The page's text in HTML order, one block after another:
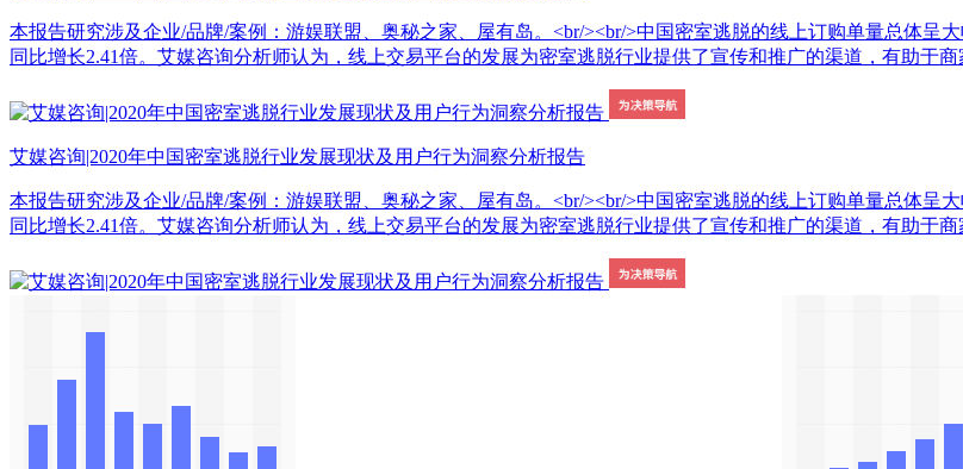
本报告研究涉及企业/品牌/案例：游娱联盟、奥秘之家、屋有岛。<br/><br/>中国密室逃脱的线上订购单量总体呈
同比增长2.41倍。艾媒咨询分析师认为，线上交易平台的发展为密室逃脱行业提供了宣传和推广的渠道，有助于
艾媒咨询|2020年中国密室逃脱行业发展现状及用户行为洞察分析报告
本报告研究涉及企业/品牌/案例：游娱联盟、奥秘之家、屋有岛。<br/><br/>中国密室逃脱的线上订购单量总体呈
同比增长2.41倍。艾媒咨询分析师认为，线上交易平台的发展为密室逃脱行业提供了宣传和推广的渠道，有助于